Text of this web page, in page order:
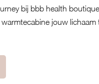
bij bbb health
jouw lichaam